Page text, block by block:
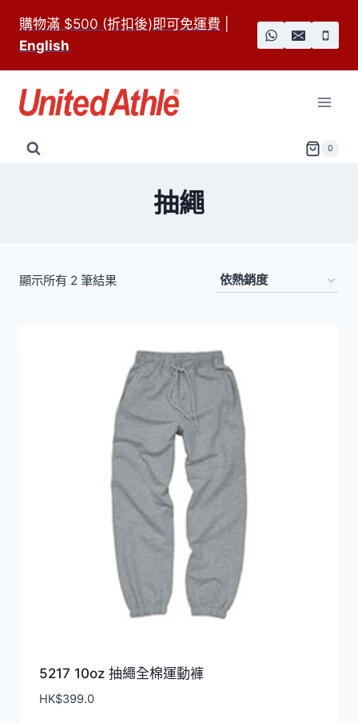
content
購物滿 $500 (折扣後)即可免運費
English
0
抽繩
顯示所有 2 筆結果依
排
序
5217 10oz 抽繩全棉運動褲
HK$399.0